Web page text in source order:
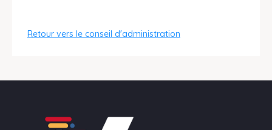
Retour vers le conseil d'administration